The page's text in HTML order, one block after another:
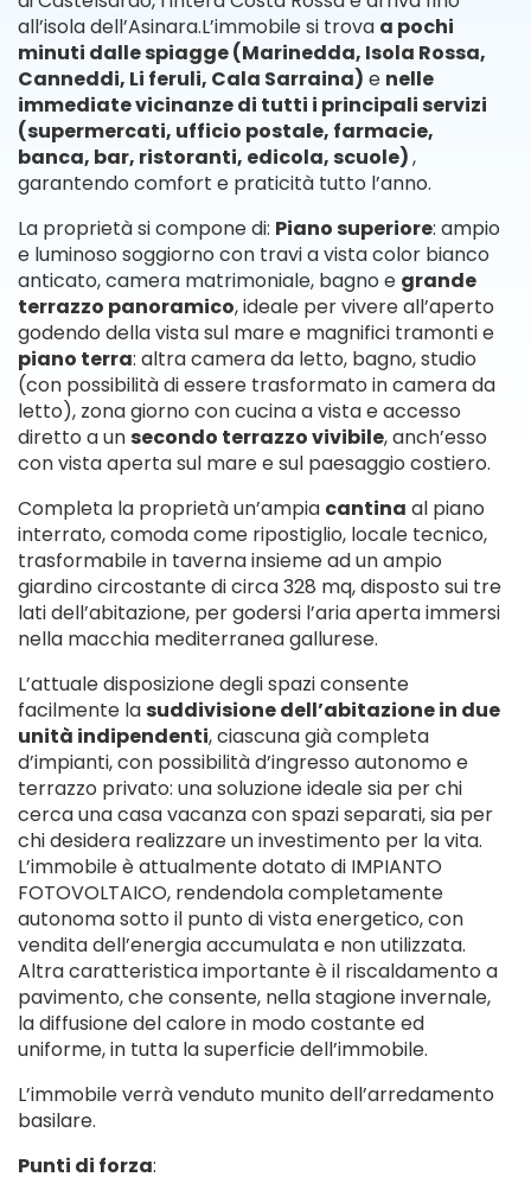
all’isola dell’Asinara.L’immobile si trova a pochi
minuti dalle spiagge (Marinedda, Isola Rossa,
Canneddi, Li feruli, Cala Sarraina) e nelle
immediate vicinanze di tutti i principali servizi
(supermercati, ufficio postale, farmacie,
banca, bar, ristoranti, edicola, scuole),
garantendo comfort e praticità tutto l’anno.
La proprietà si compone di: Piano superiore: ampio
e luminoso soggiorno con travi a vista color bianco
anticato, camera matrimoniale, bagno e grande
terrazzo panoramico, ideale per vivere all’aperto
godendo della vista sul mare e magnifici tramonti e
piano terra: altra camera da letto, bagno, studio
(con possibilità di essere trasformato in camera da
letto), zona giorno con cucina a vista e accesso
diretto a unsecondo terrazzo vivibile, anch’esso
con vista aperta sul mare e sul paesaggio costiero.
Completa la proprietà un’ampia cantina al piano
interrato, comoda come ripostiglio, locale tecnico,
trasformabile in taverna insieme ad un ampio
giardino circostante di circa 328 mq, disposto sui tre
lati dell’abitazione, per godersi l’aria aperta immersi
nella macchia mediterranea gallurese.
L’attuale disposizione degli spazi consente
facilmente lasuddivisione dell’abitazione in due
unità indipendenti, ciascuna già completa
d’impianti, con possibilità d’ingresso autonomo e
terrazzo privato: una soluzione ideale sia per chi
cerca una casa vacanza con spazi separati, sia per
chi desidera realizzare un investimento per la vita.
L’immobile è attualmente dotato di IMPIANTO
FOTOVOLTAICO, rendendola completamente
autonoma sotto il punto di vista energetico, con
vendita dell’energia accumulata e non utilizzata.
Altra caratteristica importante è il riscaldamento a
pavimento, che consente, nella stagione invernale,
la diffusione del calore in modo costante ed
uniforme, in tutta la superficie dell’immobile.
L’immobile verrà venduto munito dell’arredamento
basilare.
Punti di forza: